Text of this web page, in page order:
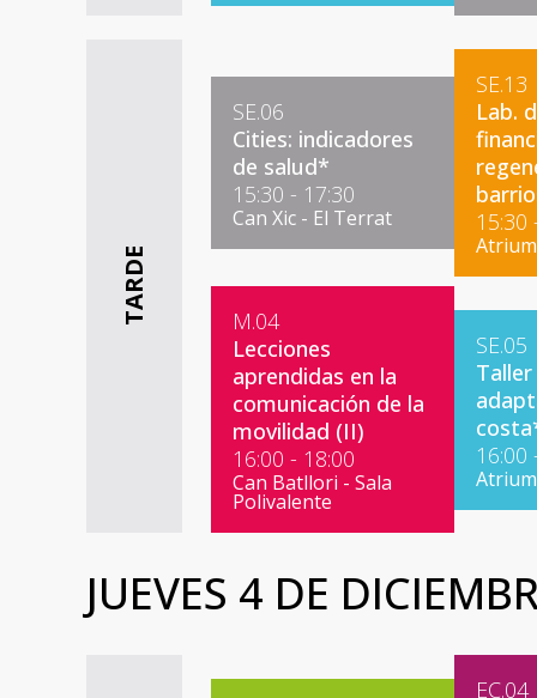
TARDE
SE.06
Cities: indicadores
de salud*
15:30 - 17:30
Can Xic - El Terrat
SE.13
Lab.
15:30
M.04
Lecciones
aprendidas en la
comunicación de la
movilidad (II)
16:00 - 18:00
Can Batllori - Sala
Polivalente
SE.05
16:00
JUEVES 4 DE
EC.04